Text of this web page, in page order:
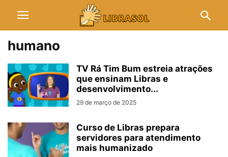
humano
TV Rá Tim Bum estreia atrações
que ensinam Libras e
desenvolvimento...
29 de março de 2025
Curso de Libras prepara
servidores para atendimento
mais humanizado